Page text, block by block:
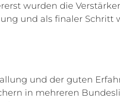
wurden die
und als finaler Schritt
und der guten
in mehreren